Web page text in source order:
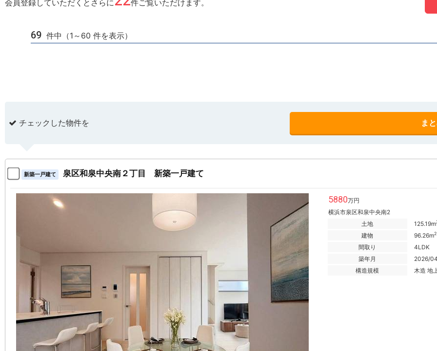
会員登録していただくとさらに 件ご覧いただけます。
69 件中（1～60 件を表示）
チェックした物件を ま
新築一戸建て 泉区和泉中央南２丁目 新築一戸建て
5880万円
横浜市泉区和泉中央南2
土地
125.19m
建物 96.26m2
間取り
4LDK
築年月
2026/04
構造規模
木造 地